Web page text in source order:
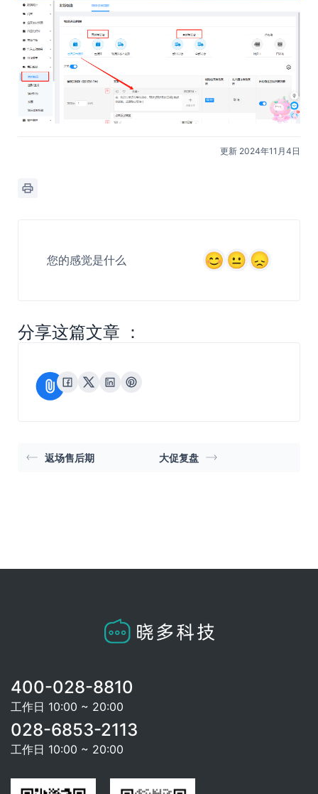
更新 2024年11月4日
您的感觉是什么
分享这篇文章 ：
返场售后期 大促复盘
400-028-8810
工作日 10:00 ~ 20:00
028-6853-2113
工作日 10:00 ~ 20:00